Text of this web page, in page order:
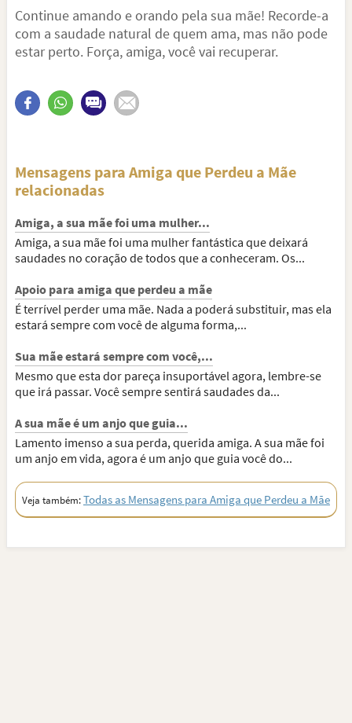
Continue amando e orando pela sua mãe! Recorde-a
com a saudade natural de quem ama, mas não pode
estar perto. Força, amiga, você vai recuperar.
Mensagens para Amiga que Perdeu a Mãe
relacionadas
Amiga, a sua mãe foi uma mulher...
Amiga, a sua mãe foi uma mulher fantástica que deixará
saudades no coração de todos que a conheceram. Os...
Apoio para amiga que perdeu a mãe
É terrível perder uma mãe. Nada a poderá substituir, mas ela
estará sempre com você de alguma forma,...
Sua mãe estará sempre com você,...
Mesmo que esta dor pareça insuportável agora, lembre-se
que irá passar. Você sempre sentirá saudades da...
A sua mãe é um anjo que guia...
Lamento imenso a sua perda, querida amiga. A sua mãe foi
um anjo em vida, agora é um anjo que guia você do...
Veja também:Todas as Mensagens para Amiga que Perdeu a Mãe